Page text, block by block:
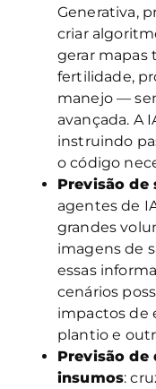
Generativa,
criar
gerar
fertilidade,
manejo —
avançada. A
instruindo
o código
Previsão de
agentes de
grandes
imagens de
essas
cenários
impactos de
plantio e
Previsão de
insumos: